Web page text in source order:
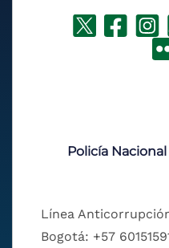
Policía
Línea
Bogotá: +57